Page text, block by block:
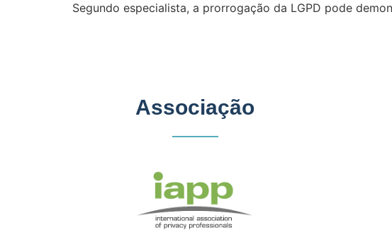
Segundo especialista, a prorrogação da LGPD pode
Associação